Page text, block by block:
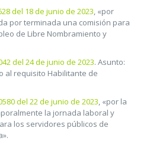
del 18 de junio de 2023, «por
por terminada una comisión para
de Libre Nombramiento y
del 24 de junio de 2023. Asunto:
al requisito Habilitante de
del 22 de junio de 2023, «por la
la jornada laboral y
los servidores públicos de